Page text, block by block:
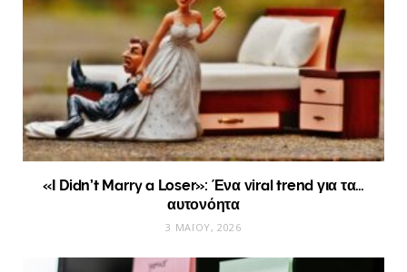
«I Didn’t Marry a Loser»: Ένα viral trend για τα…
αυτονόητα
3 ΜΑΪ́ΟΥ, 2026